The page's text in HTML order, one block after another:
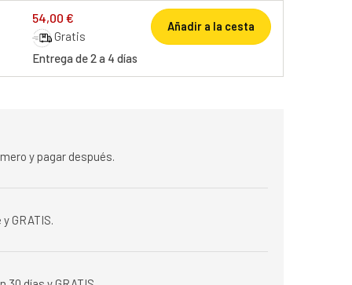
54,00 €
Gratis
Entrega de 2 a 4 días
Añadir a la cesta
y pagar después.
GRATIS.